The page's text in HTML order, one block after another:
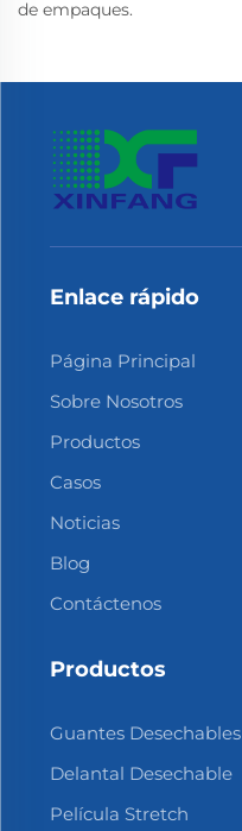
de empaques.
Enlace rápido
Página Principal
Sobre Nosotros
Productos
Casos
Noticias
Blog
Contáctenos
Productos
Guantes Desechables
Delantal Desechable
Película Stretch